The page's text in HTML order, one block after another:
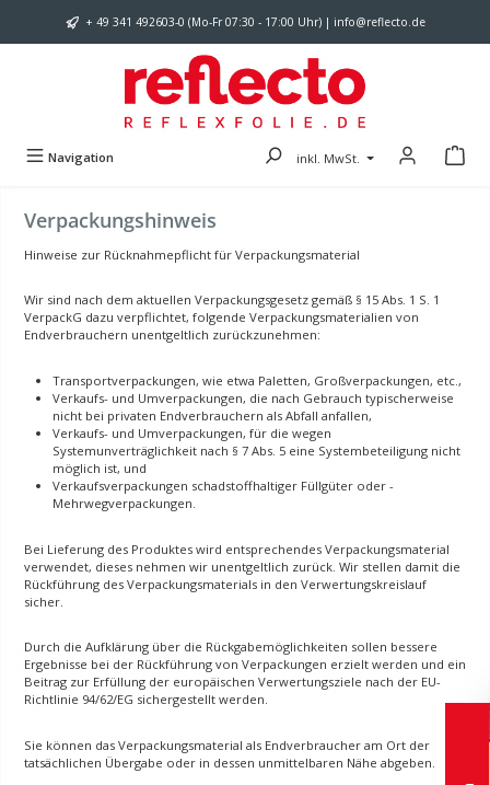
Zum Hauptinhalt springen
+ 49 341 492603-0 (Mo-Fr 07:30 - 17:00 Uhr) | info@reflecto.de
Navigation inkl. MwSt.
Verpackungshinweis
Hinweise zur Rücknahmepflicht für Verpackungsmaterial
Wir sind nach dem aktuellen Verpackungsgesetz gemäß § 15 Abs. 1 S. 1
VerpackG dazu verpflichtet, folgende Verpackungsmaterialien von
Endverbrauchern unentgeltlich zurückzunehmen:
Transportverpackungen, wie etwa Paletten, Großverpackungen, etc.,
Verkaufs- und Umverpackungen, die nach Gebrauch typischerweise
nicht bei privaten Endverbrauchern als Abfall anfallen,
Verkaufs- und Umverpackungen, für die wegen
Systemunverträglichkeit nach § 7 Abs. 5 eine Systembeteiligung nicht
möglich ist, und
Verkaufsverpackungen schadstoffhaltiger Füllgüter oder -
Mehrwegverpackungen.
Bei Lieferung des Produktes wird entsprechendes Verpackungsmaterial
verwendet, dieses nehmen wir unentgeltlich zurück. Wir stellen damit die
Rückführung des Verpackungsmaterials in den Verwertungskreislauf
sicher.
Durch die Aufklärung über die Rückgabemöglichkeiten sollen bessere
Ergebnisse bei der Rückführung von Verpackungen erzielt werden und ein
Beitrag zur Erfüllung der europäischen Verwertungsziele nach der EU-
Richtlinie 94/62/EG sichergestellt werden.
Sie können das Verpackungsmaterial als Endverbraucher am Ort der
tatsächlichen Übergabe oder in dessen unmittelbaren Nähe abgeben.